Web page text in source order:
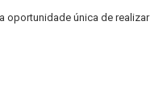
oportunidade única de realizar